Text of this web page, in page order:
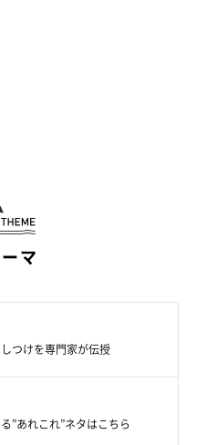
況に、だんだん慣らしていく
クスできるスペースを確保
きていることが条件となりま
場合には、本能から吠えてい
です。人影が見えないよう窓
マ
つけを専門家が伝授
”あれこれ”ネタはこちら